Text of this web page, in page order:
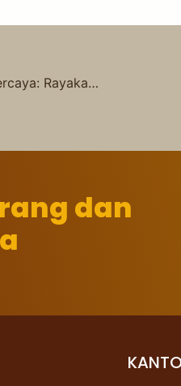
Dekorasi Aqiqah Walimah Organizer NH Makin Dipercaya: Rayakan Momen Indah!
dan